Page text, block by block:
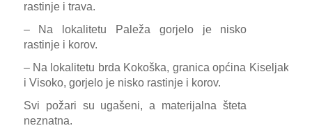
rastinje i trava.
– Na lokalitetu Paleža gorjelo je nisko
rastinje i korov.
– Na lokalitetu brda Kokoška, granica općina Kiseljak
i Visoko, gorjelo je nisko rastinje i korov.
Svi požari su ugašeni, a materijalna šteta
neznatna.